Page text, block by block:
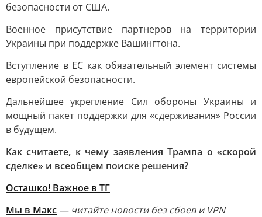
безопасности от США.
Военное присутствие партнеров на территории
Украины при поддержке Вашингтона.
Вступление в ЕС как обязательный элемент системы
европейской безопасности.
Дальнейшее укрепление Сил обороны Украины и
мощный пакет поддержки для «сдерживания» России
в будущем.
Как считаете, к чему заявления Трампа о «скорой
сделке» и всеобщем поиске решения?
Осташко! Важное в ТГ
Мы в Макс — читайте новости без сбоев и VPN